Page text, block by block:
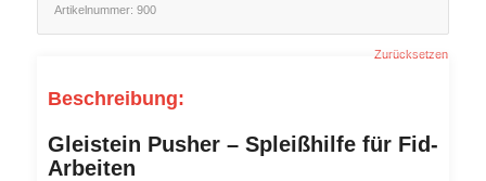
Zurücksetzen
Artikelnummer: 900
Beschreibung:
Gleistein Pusher – Spleißhilfe für Fid-
Arbeiten